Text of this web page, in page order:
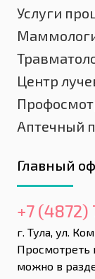
Услуги
Центр
Аптечный
Главный
+7 (4872)
г. Тула, ул.
Просмотреть
можно в